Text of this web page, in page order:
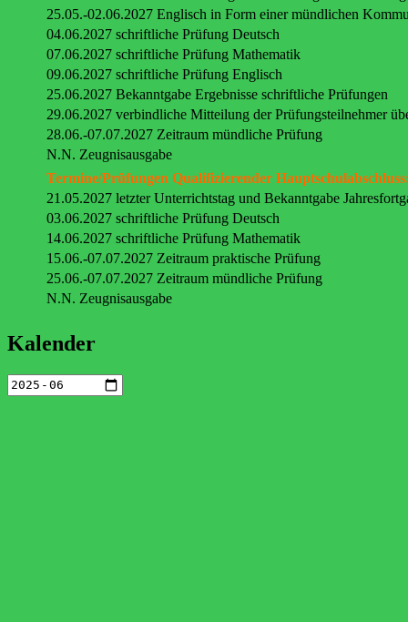
25.05.-02.06.2027 Englisch in Form einer mündlichen
04.06.2027 schriftliche Prüfung Deutsch
07.06.2027 schriftliche Prüfung Mathematik
09.06.2027 schriftliche Prüfung Englisch
25.06.2027 Bekanntgabe Ergebnisse schriftliche Prüfungen
29.06.2027 verbindliche Mitteilung der Prüfungsteilnehmer
28.06.-07.07.2027 Zeitraum mündliche Prüfung
N.N. Zeugnisausgabe
Termine/Prüfungen Qualifizierender Hauptschulabschluss:
21.05.2027 letzter Unterrichtstag und Bekanntgabe
03.06.2027 schriftliche Prüfung Deutsch
14.06.2027 schriftliche Prüfung Mathematik
15.06.-07.07.2027 Zeitraum praktische Prüfung
25.06.-07.07.2027 Zeitraum mündliche Prüfung
N.N. Zeugnisausgabe
Kalender